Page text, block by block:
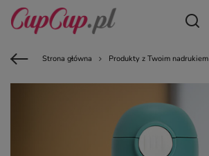
Strona główna Produkty z Twoim nadrukiem